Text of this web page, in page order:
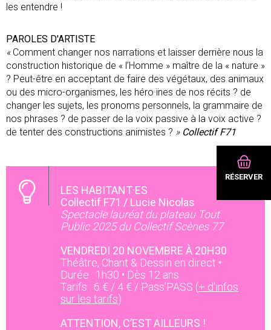
RÉSERVER
les entendre !
PAROLES D'ARTISTE
«Comment changer nos narrations et laisser derrière nous la
construction historique de « l’Homme » maître de la « nature »
? Peut-être en acceptant de faire des végétaux, des animaux
ou des micro-organismes, les héro·ïnes de nos récits ? de
changer les sujets, les pronoms personnels, la grammaire de
nos phrases ? de passer de la voix passive à la voix active ?
de tenter des constructions animistes ? » Collectif F71
LES HABITANT·ES
Collectif F71 / Lucie Nicolas
Spectacle lauréat du plateau Tout
Public 2025 du Collectif Scènes 77
VENDREDI 20 NOVEMBRE À 20H30
Théâtre, Chant & Dessin en direct •
Durée : 1h30 • Dès 12 ans
Tarifs : 6 € / 4 € / Pass’PASS (+ d'infos
sur les tarifs)
ATTENTION, C’EST AILLEURS !